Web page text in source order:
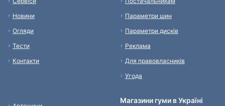
Новини
Огляди
Тести
Контакти
Параметри шин
Параметри дисків
Реклама
Для правовласників
Угода
Магазини гуми в Україні